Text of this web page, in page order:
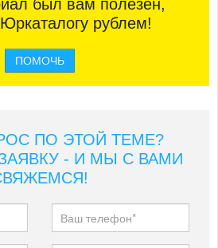
был вам полезен,
рублем!
ПОМОЧЬ
ПО ЭТОЙ ТЕМЕ?
- И МЫ С ВАМИ